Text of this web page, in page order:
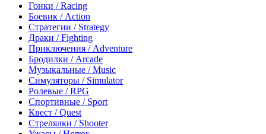
Гонки / Racing
Боевик / Action
Стратегии / Strategy
Драки / Fighting
Приключения / Adventure
Бродилки / Arcade
Музыкальные / Music
Симуляторы / Simulator
Ролевые / RPG
Спортивные / Sport
Квест / Quest
Стрелялки / Shooter